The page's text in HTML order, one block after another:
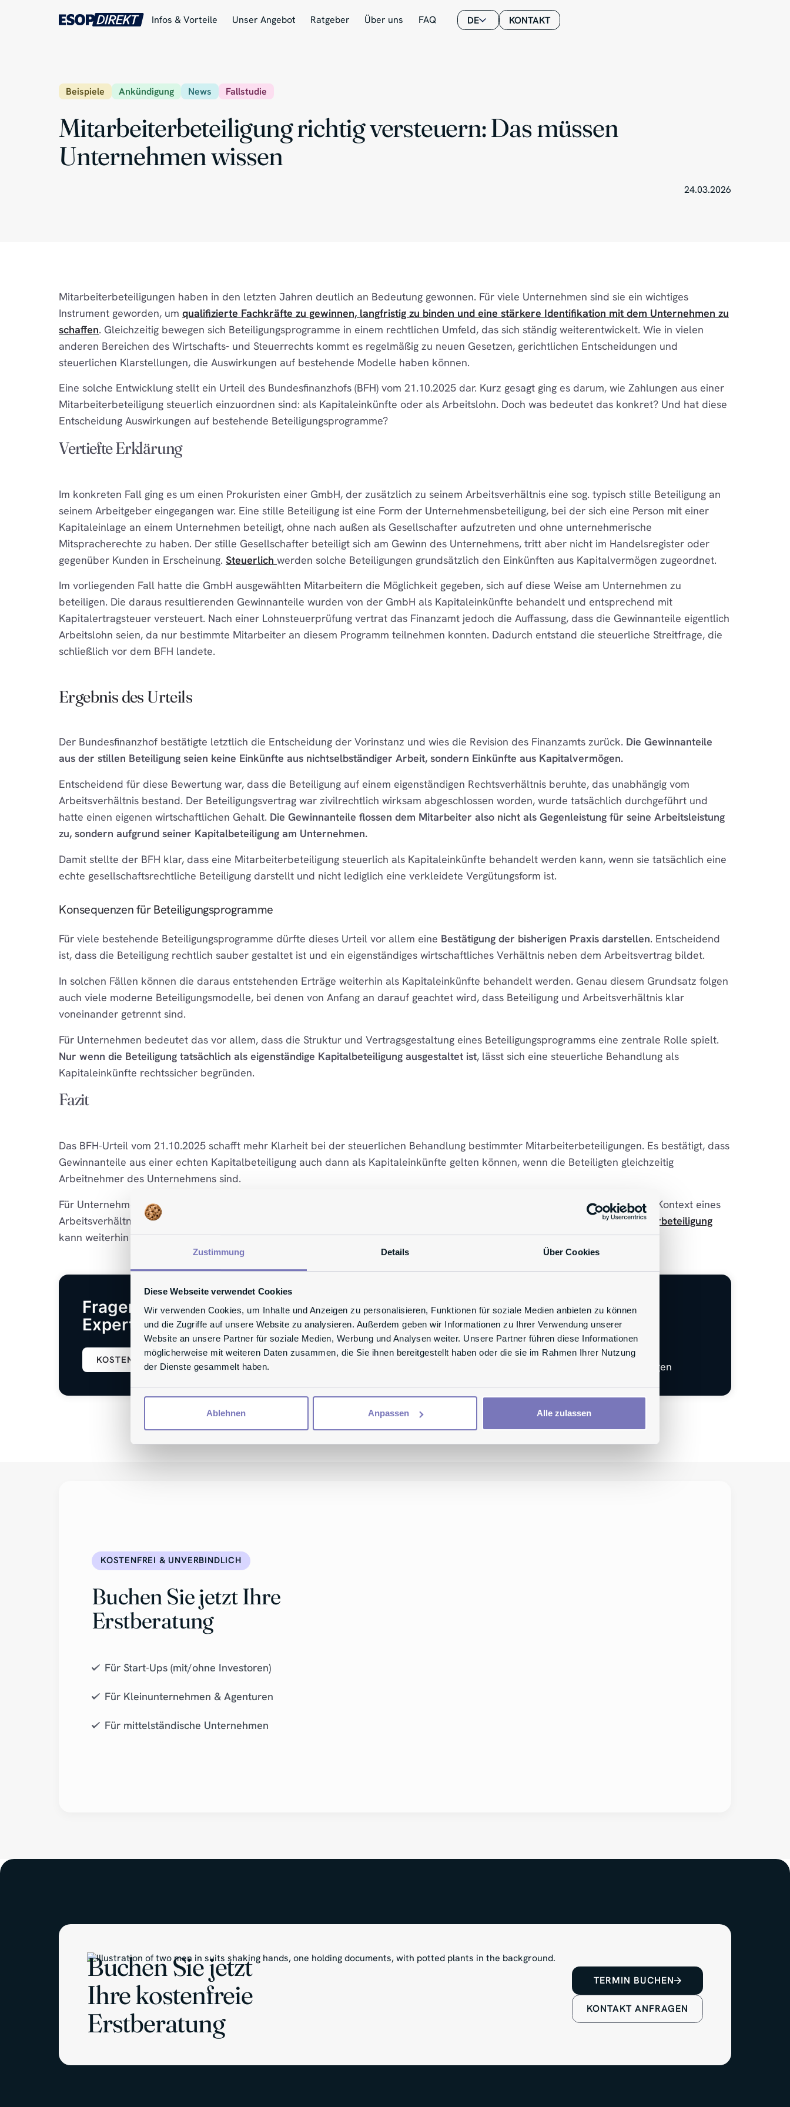
Zustimmung Details Über Cookies
Diese Webseite verwendet Cookies
Wir verwenden Cookies, um Inhalte und Anzeigen zu personalisieren, Funktionen für soziale Medien anbieten zu können
und die Zugriffe auf unsere Website zu analysieren. Außerdem geben wir Informationen zu Ihrer Verwendung unserer
Website an unsere Partner für soziale Medien, Werbung und Analysen weiter. Unsere Partner führen diese Informationen
möglicherweise mit weiteren Daten zusammen, die Sie ihnen bereitgestellt haben oder die sie im Rahmen Ihrer Nutzung
der Dienste gesammelt haben.
Ablehnen Anpassen Alle zulassen
Infos & Vorteile Unser Angebot Ratgeber Über uns FAQ DE KONTAKT
Beispiele Ankündigung News Fallstudie
Mitarbeiterbeteiligung richtig versteuern: Das müssen
Unternehmen wissen
24.03.2026
Mitarbeiterbeteiligungen haben in den letzten Jahren deutlich an Bedeutung gewonnen. Für viele Unternehmen sind sie ein wichtiges
Instrument geworden, um qualifizierte Fachkräfte zu gewinnen, langfristig zu binden und eine stärkere Identifikation mit dem Unternehmen zu
schaffen. Gleichzeitig bewegen sich Beteiligungsprogramme in einem rechtlichen Umfeld, das sich ständig weiterentwickelt. Wie in vielen
anderen Bereichen des Wirtschafts- und Steuerrechts kommt es regelmäßig zu neuen Gesetzen, gerichtlichen Entscheidungen und
steuerlichen Klarstellungen, die Auswirkungen auf bestehende Modelle haben können.
Eine solche Entwicklung stellt ein Urteil des Bundesfinanzhofs (BFH) vom 21.10.2025 dar. Kurz gesagt ging es darum, wie Zahlungen aus einer
Mitarbeiterbeteiligung steuerlich einzuordnen sind: als Kapitaleinkünfte oder als Arbeitslohn. Doch was bedeutet das konkret? Und hat diese
Entscheidung Auswirkungen auf bestehende Beteiligungsprogramme?
Vertiefte Erklärung
Im konkreten Fall ging es um einen Prokuristen einer GmbH, der zusätzlich zu seinem Arbeitsverhältnis eine sog. typisch stille Beteiligung an
seinem Arbeitgeber eingegangen war. Eine stille Beteiligung ist eine Form der Unternehmensbeteiligung, bei der sich eine Person mit einer
Kapitaleinlage an einem Unternehmen beteiligt, ohne nach außen als Gesellschafter aufzutreten und ohne unternehmerische
Mitspracherechte zu haben. Der stille Gesellschafter beteiligt sich am Gewinn des Unternehmens, tritt aber nicht im Handelsregister oder
gegenüber Kunden in Erscheinung. Steuerlich werden solche Beteiligungen grundsätzlich den Einkünften aus Kapitalvermögen zugeordnet.
Im vorliegenden Fall hatte die GmbH ausgewählten Mitarbeitern die Möglichkeit gegeben, sich auf diese Weise am Unternehmen zu
beteiligen. Die daraus resultierenden Gewinnanteile wurden von der GmbH als Kapitaleinkünfte behandelt und entsprechend mit
Kapitalertragsteuer versteuert. Nach einer Lohnsteuerprüfung vertrat das Finanzamt jedoch die Auffassung, dass die Gewinnanteile eigentlich
Arbeitslohn seien, da nur bestimmte Mitarbeiter an diesem Programm teilnehmen konnten. Dadurch entstand die steuerliche Streitfrage, die
schließlich vor dem BFH landete.
Ergebnis des Urteils
Der Bundesfinanzhof bestätigte letztlich die Entscheidung der Vorinstanz und wies die Revision des Finanzamts zurück. Die Gewinnanteile
aus der stillen Beteiligung seien keine Einkünfte aus nichtselbständiger Arbeit, sondern Einkünfte aus Kapitalvermögen.
Entscheidend für diese Bewertung war, dass die Beteiligung auf einem eigenständigen Rechtsverhältnis beruhte, das unabhängig vom
Arbeitsverhältnis bestand. Der Beteiligungsvertrag war zivilrechtlich wirksam abgeschlossen worden, wurde tatsächlich durchgeführt und
hatte einen eigenen wirtschaftlichen Gehalt. Die Gewinnanteile flossen dem Mitarbeiter also nicht als Gegenleistung für seine Arbeitsleistung
zu, sondern aufgrund seiner Kapitalbeteiligung am Unternehmen.
Damit stellte der BFH klar, dass eine Mitarbeiterbeteiligung steuerlich als Kapitaleinkünfte behandelt werden kann, wenn sie tatsächlich eine
echte gesellschaftsrechtliche Beteiligung darstellt und nicht lediglich eine verkleidete Vergütungsform ist.
Konsequenzen für Beteiligungsprogramme
Für viele bestehende Beteiligungsprogramme dürfte dieses Urteil vor allem eine Bestätigung der bisherigen Praxis darstellen. Entscheidend
ist, dass die Beteiligung rechtlich sauber gestaltet ist und ein eigenständiges wirtschaftliches Verhältnis neben dem Arbeitsvertrag bildet.
In solchen Fällen können die daraus entstehenden Erträge weiterhin als Kapitaleinkünfte behandelt werden. Genau diesem Grundsatz folgen
auch viele moderne Beteiligungsmodelle, bei denen von Anfang an darauf geachtet wird, dass Beteiligung und Arbeitsverhältnis klar
voneinander getrennt sind.
Für Unternehmen bedeutet das vor allem, dass die Struktur und Vertragsgestaltung eines Beteiligungsprogramms eine zentrale Rolle spielt.
Nur wenn die Beteiligung tatsächlich als eigenständige Kapitalbeteiligung ausgestaltet ist, lässt sich eine steuerliche Behandlung als
Kapitaleinkünfte rechtssicher begründen.
Fazit
Das BFH-Urteil vom 21.10.2025 schafft mehr Klarheit bei der steuerlichen Behandlung bestimmter Mitarbeiterbeteiligungen. Es bestätigt, dass
Gewinnanteile aus einer echten Kapitalbeteiligung auch dann als Kapitaleinkünfte gelten können, wenn die Beteiligten gleichzeitig
Arbeitnehmer des Unternehmens sind.
Für Unternehmen und Mitarbeiter ist die zentrale Botschaft daher relativ klar: Entscheidend ist nicht, dass eine Beteiligung im Kontext eines
Arbeitsverhältnisses entsteht, sondern wie sie rechtlich und wirtschaftlich ausgestaltet ist.
Eine sauber strukturierte Mitarbeiterbeteiligung
kann weiterhin steuerlich als Kapitalanlage behandelt werden - vorausgesetzt, sie ist tatsächlich als solche konzipiert.
Fragen? Sprechen Sie mit unserem
Experten!
KOSTENFREIE BERATUNG
Dr. Christopher Hahn
Anwalt & Autor
Ihr Experte für Mitarbeiterbeteiligungen
KOSTENFREI & UNVERBINDLICH
Buchen Sie jetzt Ihre
Erstberatung
Für Start-Ups (mit/ohne Investoren)
Für Kleinunternehmen & Agenturen
Für mittelständische Unternehmen
Buchen Sie jetzt
Ihre kostenfreie
Erstberatung
TERMIN BUCHEN
KONTAKT ANFRAGEN